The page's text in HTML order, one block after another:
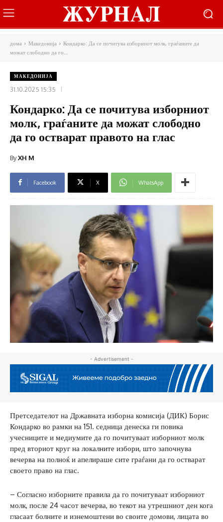
дома Македонија
Кондарко: Да се почитува изборниот молк, граѓаните да
можат слободно да го...
МАКЕДОНИЈА
31.10.2025 15:35
Кондарко: Да се почитува изборниот
молк, граѓаните да можат слободно
да го остварат правото на глас
ByXH M
Facebook X WhatsApp
- Advertisement -
Претседателот на Државната изборна комисија (ДИК) Борис
Кондарко во рамки на 151. седница денеска ги повика
учесниците и медиумите да го почитуваат изборниот молк
пред вториот круг на локалните избори, што започнува
вечерва на полноќ и апелираше сите граѓани да го остварат
своето право на глас.
– Согласно изборните правила да го почитуваат изборниот
молк, после 24 часот вечерва, во текот на утрешниот ден кога
гласаат болните и изнемоштени во своите домови, лицата во